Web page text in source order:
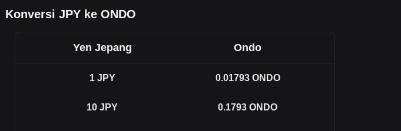
Konversi JPY ke ONDO
Yen Jepang Ondo
1 JPY 0.01793 ONDO
10 JPY 0.1793 ONDO